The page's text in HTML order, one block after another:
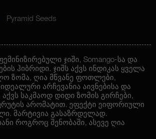
Pyramid Seeds
ჯიში, Somango-სა და
ჰიბრიდი. ჯიშს აქვს ინდიკას ყველა
ზომა, ღია მწვანე ფოთლები,
არჩევანია აივნებისა და
აქვს საკმაოდ დიდი ზომის გირჩები,
არომატით. ეფექტი ეიფორიული
მარტივია გასაზრდელად.
როგროც შენობაში, ასევე ღია